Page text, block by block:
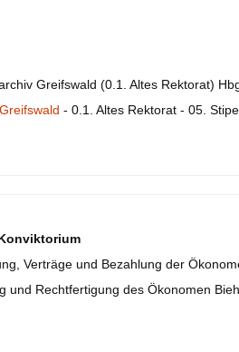
Greifswald (0.1. Altes Rektorat)
- 0.1. Altes Rektorat - 05.
Verträge und Bezahlung der
und Rechtfertigung des Ökonomen